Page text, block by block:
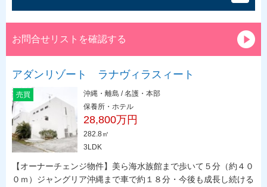
お問合せリストを確認する
アダンリゾート ラナヴィラスィート
売買
沖縄・離島 / 名護・本部
保養所・ホテル
28,800万円
282.8㎡
3LDK
【オーナーチェンジ物件】美ら海水族館まで歩いて５分（約４０
０ｍ）ジャングリア沖縄まで車で約１８分・今後も成長し続ける